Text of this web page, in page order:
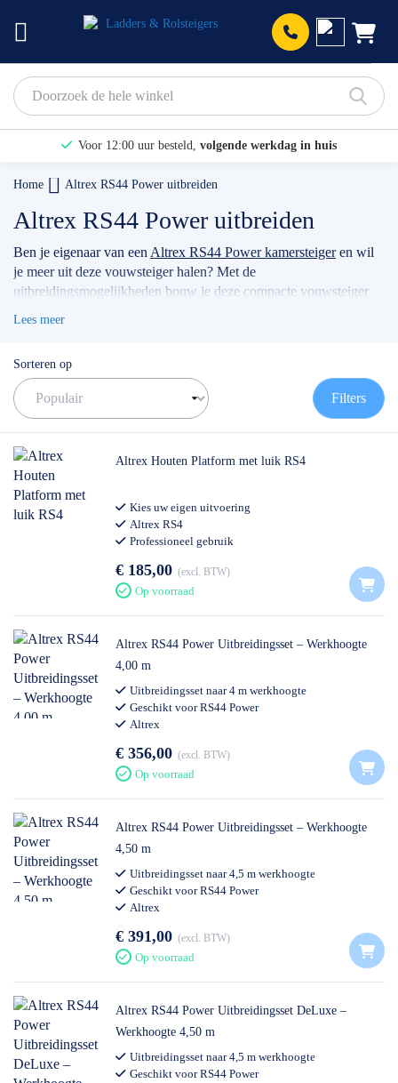
Voor 12:00 uur besteld, volgende werkdag in huis
Bekijk hier onze Actiepagina
Binnen 1 dag een gratis offerte
Home Altrex RS44 Power uitbreiden
Altrex RS44 Power uitbreiden
Ben je eigenaar van een Altrex RS44 Power kamersteigeren wil
je meer uit deze vouwsteiger halen? Met de
uitbreidingsmogelijkheden bouw je deze compacte vouwsteiger
RS44 Power een flexibele en veilige steiger voor elke toepassing.
Ontdek op deze pagina alle compatibele uitbreidingssets en losse
onderdelen waarmee je de steiger naar wens kunt aanpassen.
✅ Meedenkende klantenservice
✅0511- 40 25 64
Lees meer
Sorteren op
Filters
Altrex Houten Platform met luik RS4
Kies uw eigen uitvoering
Altrex RS4
Professioneel gebruik
€ 185,00 excl. BTW
Op voorraad
Altrex RS44 Power Uitbreidingsset – Werkhoogte
4,00 m
Uitbreidingsset naar 4 m werkhoogte
Geschikt voor RS44 Power
Altrex
€ 356,00 excl. BTW
Op voorraad
Altrex RS44 Power Uitbreidingsset – Werkhoogte
4,50 m
Uitbreidingsset naar 4,5 m werkhoogte
Geschikt voor RS44 Power
Altrex
€ 391,00 excl. BTW
Op voorraad
Altrex RS44 Power Uitbreidingsset DeLuxe –
Werkhoogte 4,50 m
Uitbreidingsset naar 4,5 m werkhoogte
Geschikt voor RS44 Power